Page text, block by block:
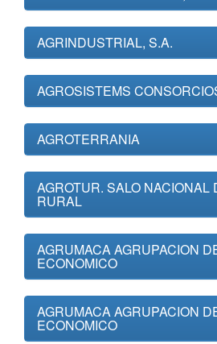
AGRINDUSTRIAL, S.A.
AGROSISTEMS
AGROTERRANIA
AGROTUR. SALO NACIONAL
RURAL
AGRUMACA AGRUPACION
ECONOMICO
AGRUMACA AGRUPACION
ECONOMICO